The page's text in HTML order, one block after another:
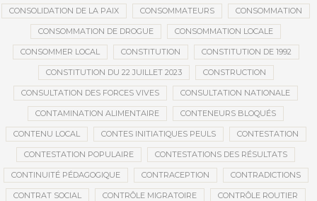
CONSOLIDATION DE LA PAIX CONSOMMATEURS CONSOMMATION
CONSOMMATION DE DROGUE CONSOMMATION LOCALE
CONSOMMER LOCAL CONSTITUTION CONSTITUTION DE 1992
CONSTITUTION DU 22 JUILLET 2023 CONSTRUCTION
CONSULTATION DES FORCES VIVES CONSULTATION NATIONALE
CONTAMINATION ALIMENTAIRE CONTENEURS BLOQUÉS
CONTENU LOCAL CONTES INITIATIQUES PEULS CONTESTATION
CONTESTATION POPULAIRE CONTESTATIONS DES RÉSULTATS
CONTINUITÉ PÉDAGOGIQUE CONTRACEPTION CONTRADICTIONS
CONTRAT SOCIAL CONTRÔLE MIGRATOIRE CONTRÔLE ROUTIER